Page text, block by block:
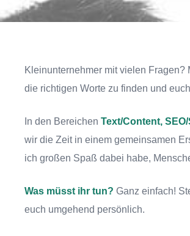
Kleinunternehmer mit vielen Fragen?
die richtigen Worte zu finden und
In den Bereichen Text/Content,
wir die Zeit in einem gemeinsamen
ich großen Spaß dabei habe,
Was müsst ihr tun? Ganz einfach!
euch umgehend persönlich.